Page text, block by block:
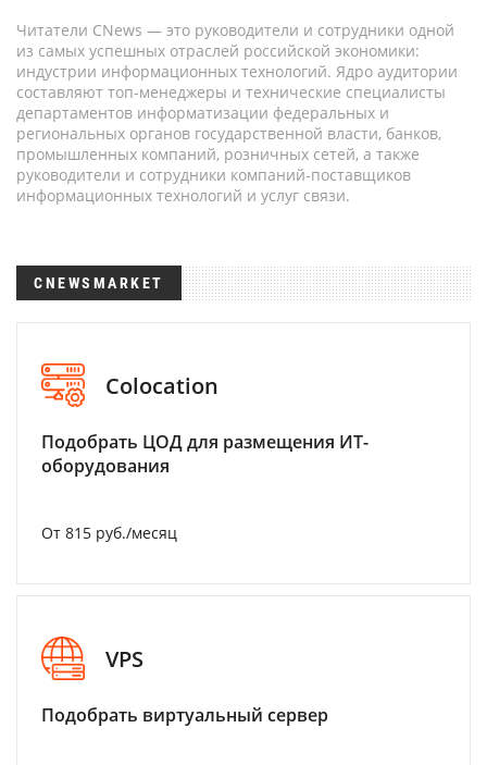
Читатели CNews — это руководители и сотрудники одной
из самых успешных отраслей российской экономики:
индустрии информационных технологий. Ядро аудитории
составляют топ-менеджеры и технические специалисты
департаментов информатизации федеральных и
региональных органов государственной власти, банков,
промышленных компаний, розничных сетей, а также
руководители и сотрудники компаний-поставщиков
информационных технологий и услуг связи.
CNEWSMARKET
Colocation
Подобрать ЦОД для размещения ИТ-
оборудования
От 815 руб./месяц
VPS
Подобрать виртуальный сервер